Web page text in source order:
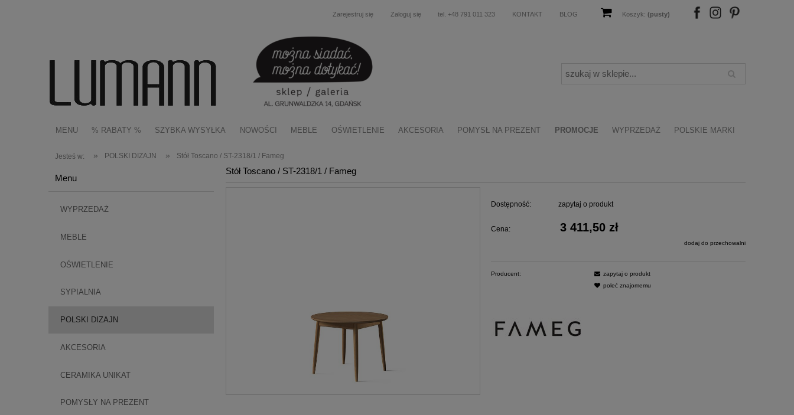
Zarejestruj się Zaloguj się tel. +48 791 011 323 KONTAKT BLOG Koszyk: (pusty) FB IN
MENU % RABATY % SZYBKA WYSYŁKA NOWOŚCI MEBLE OŚWIETLENIE AKCESORIA POMYSŁ NA PREZENT PROMOCJE WYPRZEDAŻ POLSKIE MARKI
Jesteś w: » POLSKI DIZAJN » Stół Toscano / ST-2318/1 / Fameg
Menu
WYPRZEDAŻ
MEBLE
OŚWIETLENIE
SYPIALNIA
POLSKI DIZAJN
AKCESORIA
CERAMIKA UNIKAT
POMYSŁY NA PREZENT
Stół Toscano / ST-2318/1 / Fameg
Dostępność: zapytaj o produkt
Cena: 3 411,50 zł
dodaj do przechowalni
Producent:
zapytaj o produkt
poleć znajomemu